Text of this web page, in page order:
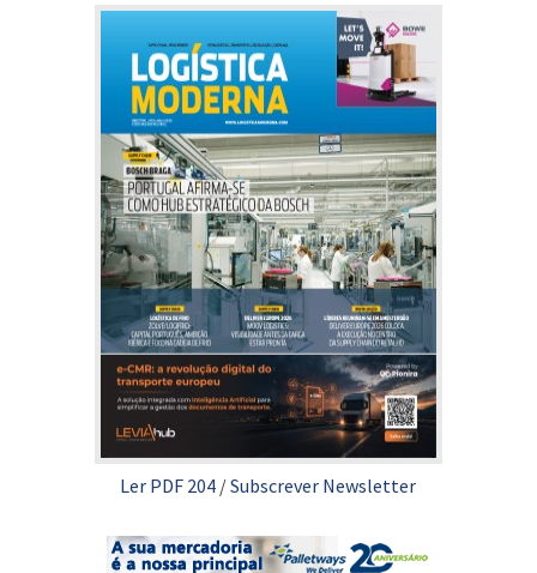
Ler PDF 204 /Subscrever Newsletter